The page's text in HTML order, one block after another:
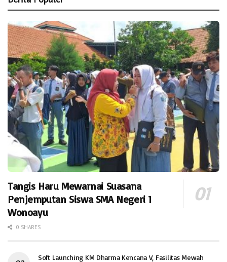
Tangis Haru Mewarnai Suasana
Penjemputan Siswa SMA Negeri 1
Wonoayu
0 SHARES
Soft Launching KM Dharma Kencana V, Fasilitas Mewah